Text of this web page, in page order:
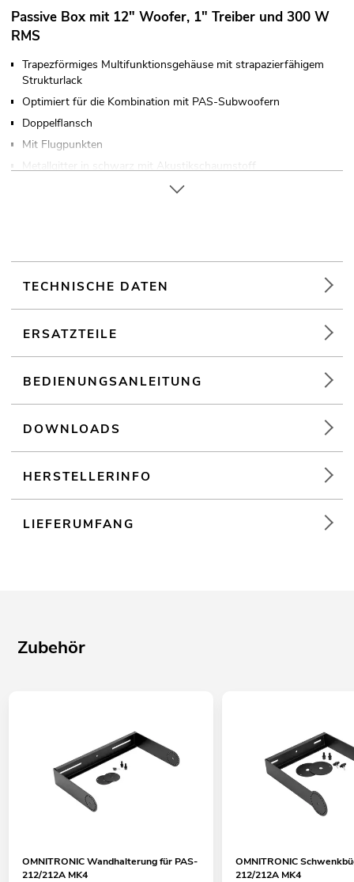
Passive Box mit 12" Woofer, 1" Treiber und 300 W
RMS
Trapezförmiges Multifunktionsgehäuse mit strapazierfähigem
Strukturlack
Optimiert für die Kombination mit PAS-Subwoofern
Doppelflansch
Mit Flugpunkten
Metallgitter in schwarz mit Akustikschaumstoff
Restaurants, Bars und Hotels; Verleiher
TECHNISCHE DATEN
ERSATZTEILE
BEDIENUNGSANLEITUNG
DOWNLOADS
HERSTELLERINFO
LIEFERUMFANG
Zubehör
OMNITRONIC Wandhalterung für PAS-
212/212A MK4
OMNITRONIC
212/212A MK4